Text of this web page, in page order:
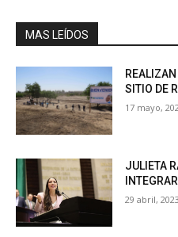
MAS LEÍDOS
SITIO DE
17 mayo,
JULIETA
29 abril, 2023